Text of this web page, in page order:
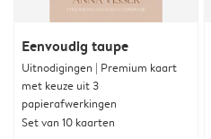
Eenvoudig taupe
Uitnodigingen | Premium kaart
met keuze uit 3
papierafwerkingen
Set van 10 kaarten